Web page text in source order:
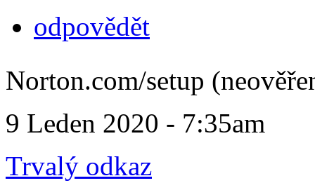
odpovědět
Norton.com/setup
9 Leden 2020 - 7:35am
Trvalý odkaz